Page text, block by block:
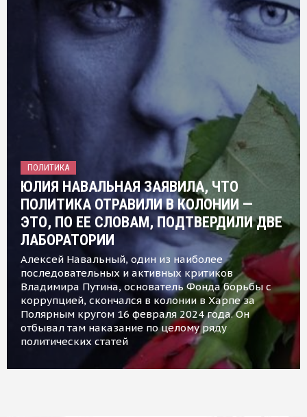
ПОЛИТИКА
ЮЛИЯ НАВАЛЬНАЯ ЗАЯВИЛА, ЧТО
ПОЛИТИКА ОТРАВИЛИ В КОЛОНИИ —
ЭТО, ПО ЕЕ СЛОВАМ, ПОДТВЕРДИЛИ ДВЕ
ЛАБОРАТОРИИ
Алексей Навальный, один из наиболее
последовательных и активных критиков
Владимира Путина, основатель Фонда борьбы с
коррупцией, скончался в колонии в Харпе за
Полярным кругом 16 февраля 2024 года. Он
отбывал там наказание по целому ряду
политических статей